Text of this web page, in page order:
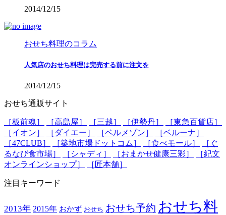
2014/12/15
おせち料理のコラム
人気店のおせち料理は完売する前に注文を
2014/12/15
おせち通販サイト
［板前魂］ ［高島屋］ ［三越］ ［伊勢丹］
［東急百貨店］
［イオン］
［ダイエー］ ［ベルメゾン］
［ベルーナ］
［47CLUB］
［築地市場ドットコム］ ［食べモール］
［ぐ
るなび食市場］
［シャディ］ ［おまかせ健康三彩］
［紀文
オンラインショップ］
［匠本舗］
注目キーワード
2013年 2015年 おかず おせち おせち予約 おせち料